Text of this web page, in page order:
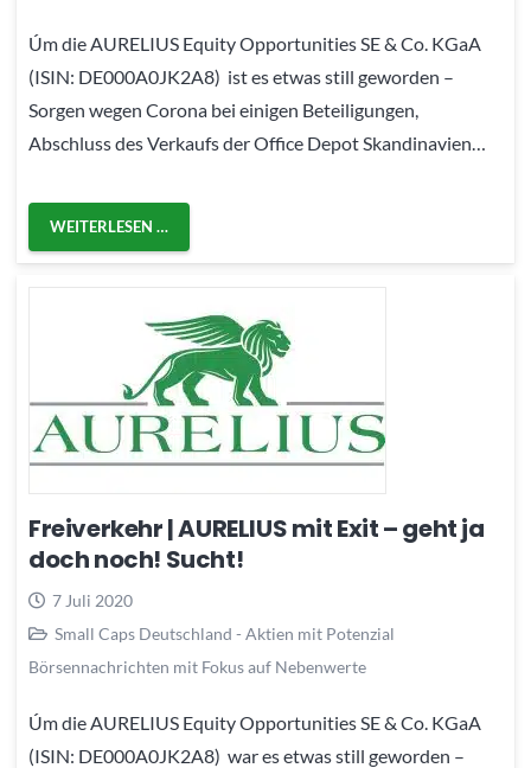
Úm die AURELIUS Equity Opportunities SE & Co. KGaA
(ISIN: DE000A0JK2A8) ist es etwas still geworden –
Sorgen wegen Corona bei einigen Beteiligungen,
Abschluss des Verkaufs der Office Depot Skandinavien…
WEITERLESEN …
Freiverkehr | AURELIUS mit Exit – geht ja
doch noch! Sucht!
7 Juli 2020
Small Caps Deutschland - Aktien mit Potenzial
Börsennachrichten mit Fokus auf Nebenwerte
Úm die AURELIUS Equity Opportunities SE & Co. KGaA
(ISIN: DE000A0JK2A8) war es etwas still geworden –